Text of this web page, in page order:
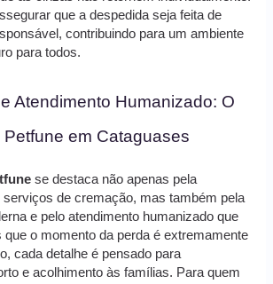
que a despedida seja feita de
contribuindo para um ambiente
para todos.
Atendimento Humanizado: O
em Cataguases
se destaca não apenas pela
serviços de cremação, mas também pela
e pelo atendimento humanizado que
que o momento da perda é extremamente
cada detalhe é pensado para
e acolhimento às famílias. Para quem